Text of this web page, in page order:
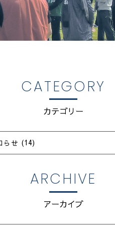
CATEGORY
カテゴリー
らせ (14)
ARCHIVE
アーカイブ